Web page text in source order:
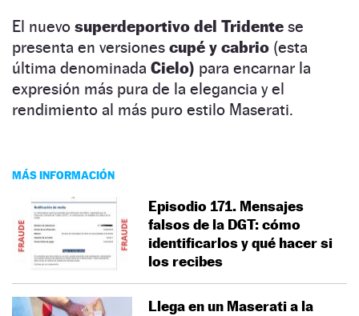
El nuevo superdeportivo del Tridente se
presenta en versiones cupé y cabrio (esta
última denominada Cielo) para encarnar la
expresión más pura de la elegancia y el
rendimiento al más puro estilo Maserati.
MÁS INFORMACIÓN
Episodio 171. Mensajes
falsos de la DGT: cómo
identificarlos y qué hacer si
los recibes
Llega en un Maserati a la